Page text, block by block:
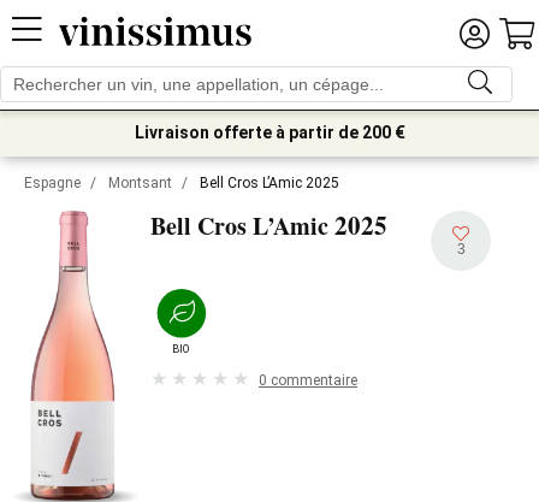
Livraison offerte à partir de 200 €
Espagne / Montsant / Bell Cros L’Amic 2025
Bell Cros L’Amic2025
3
BIO
0 commentaire